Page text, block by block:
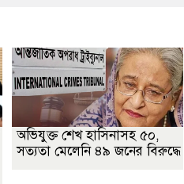
অভিযুক্ত শেখ হাসিনাসহ ৫০,
সত্যতা মেলেনি ৪৯ জনের বিরুদ্ধে